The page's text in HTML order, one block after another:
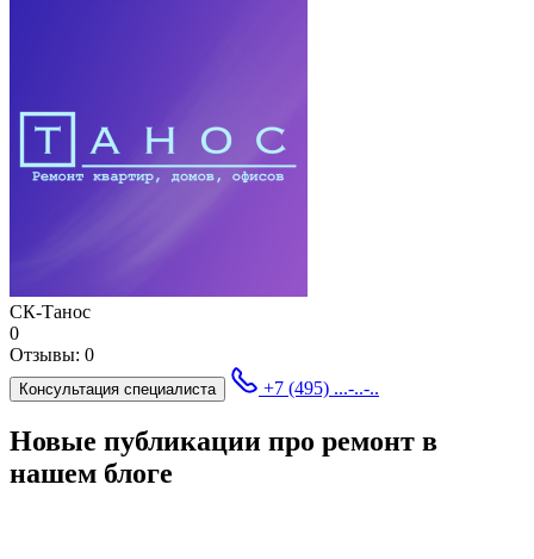
СК-Танос
0
Отзывы: 0
Консультация специалиста +7 (495) ...-..-..
Новые публикации про ремонт в
нашем блоге